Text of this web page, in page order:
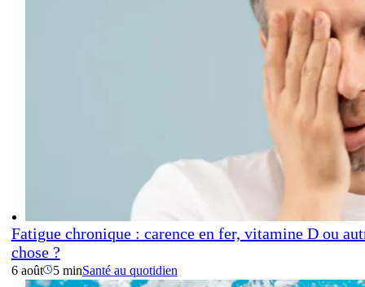
Fatigue chronique : carence en fer, vitamine D ou
chose ?
6 août 5 minSanté au quotidien